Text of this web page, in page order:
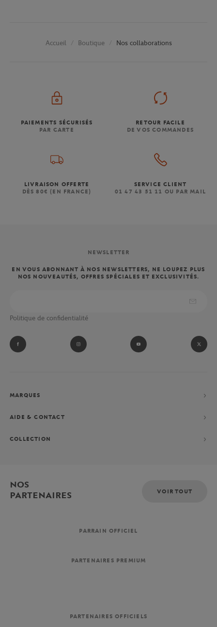
Accueil Boutique Nos collaborations
PAIEMENTS SÉCURISÉS
PAR CARTE
RETOUR FACILE
DE VOS COMMANDES
LIVRAISON OFFERTE
DÈS 80€ (EN FRANCE)
SERVICE CLIENT
01 47 43 51 11 OU PAR MAIL
NEWSLETTER
EN VOUS ABONNANT À NOS NEWSLETTERS, NE LOUPEZ PLUS
NOS NOUVEAUTÉS, OFFRES SPÉCIALES ET EXCLUSIVITÉS.
Politique de confidentialité
MARQUES
AIDE & CONTACT
COLLECTION
NOS
PARTENAIRES
VOIR TOUT
PARRAIN OFFICIEL
PARTENAIRES PREMIUM
PARTENAIRES OFFICIELS